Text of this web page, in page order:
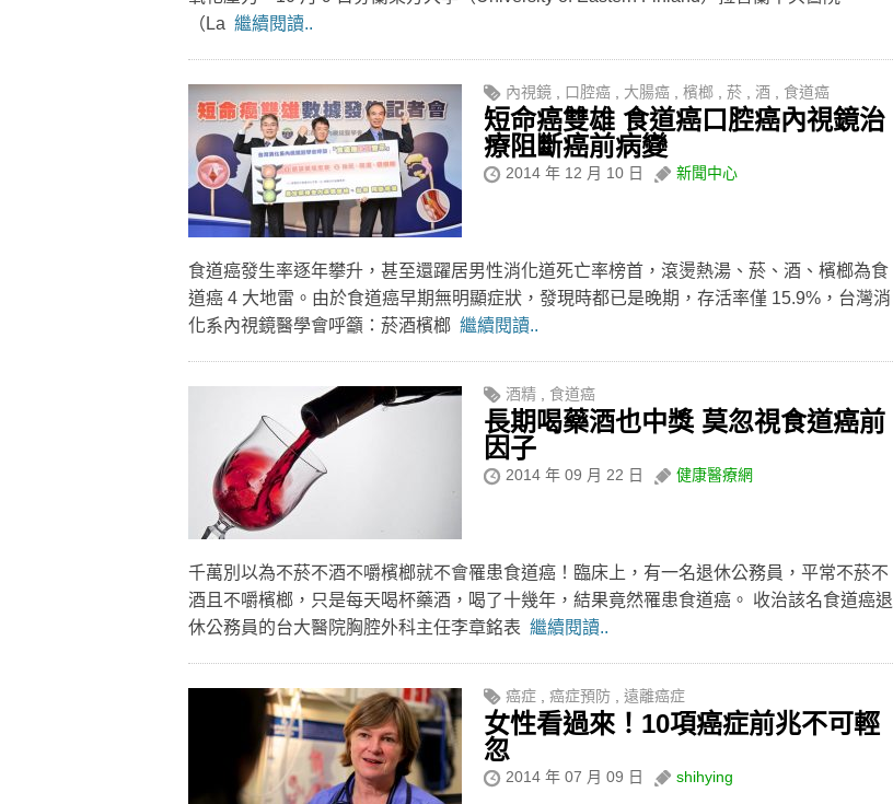
（La 繼續閱讀..
內視鏡 口腔癌 大腸癌 檳榔 菸 酒 食道癌
短命癌雙雄 食道癌口腔癌內視鏡治
療阻斷癌前病變
2014 年 12 月 10 日 新聞中心
食道癌發生率逐年攀升，甚至還躍居男性消化道死亡率榜首，滾燙熱湯、菸、酒、檳榔為食
道癌 4 大地雷。由於食道癌早期無明顯症狀，發現時都已是晚期，存活率僅 15.9%，台灣消
化系內視鏡醫學會呼籲：菸酒檳榔 繼續閱讀..
酒精 食道癌
長期喝藥酒也中獎 莫忽視食道癌前
因子
2014 年 09 月 22 日 健康醫療網
千萬別以為不菸不酒不嚼檳榔就不會罹患食道癌！臨床上，有一名退休公務員，平常不菸不
酒且不嚼檳榔，只是每天喝杯藥酒，喝了十幾年，結果竟然罹患食道癌。 收治該名食道癌退
休公務員的台大醫院胸腔外科主任李章銘表 繼續閱讀..
癌症 癌症預防 遠離癌症
女性看過來！10項癌症前兆不可輕
忽
2014 年 07 月 09 日 shihying